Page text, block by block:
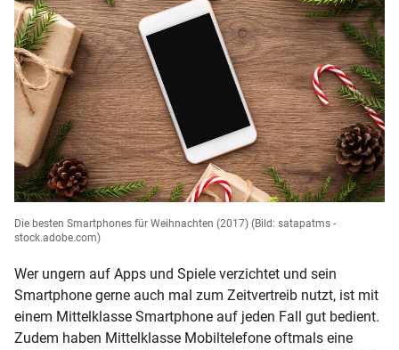
Die besten Smartphones für Weihnachten (2017) (Bild: satapatms -
stock.adobe.com)
Wer ungern auf Apps und Spiele verzichtet und sein
Smartphone gerne auch mal zum Zeitvertreib nutzt, ist mit
einem Mittelklasse Smartphone auf jeden Fall gut bedient.
Zudem haben Mittelklasse Mobiltelefone oftmals eine